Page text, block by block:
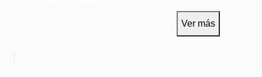
Ver más